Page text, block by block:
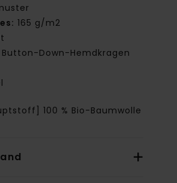
165 g/m2
Button-Down-Hemdkragen
100 % Bio-Baumwolle